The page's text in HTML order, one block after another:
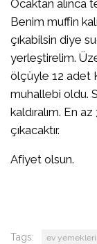
Ocaktan alınca
Benim muffin
çıkabilsin diye
yerleştirelim.
ölçüyle 12 adet
muhallebi oldu.
kaldıralım. En
çıkacaktır.
Afiyet olsun.
Tags: ev yemekleri